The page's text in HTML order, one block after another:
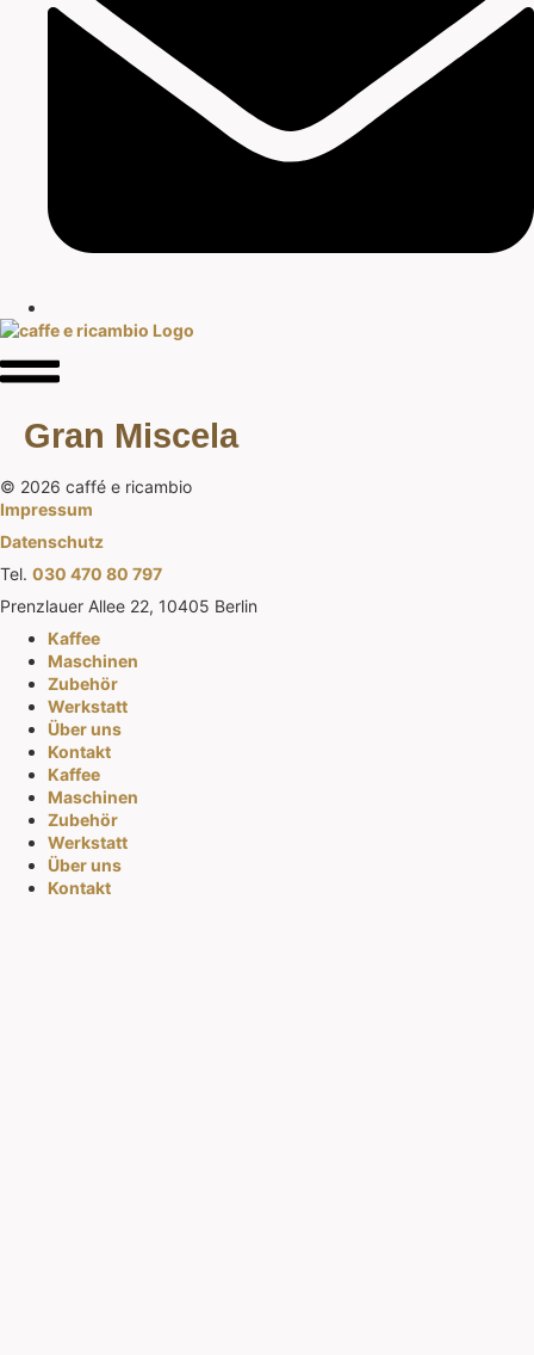
Gran Miscela
© 2026 caffé e ricambio
Impressum
Datenschutz
Tel. 030 470 80 797
Prenzlauer Allee 22, 10405 Berlin
Kaffee
Maschinen
Zubehör
Werkstatt
Über uns
Kontakt
Kaffee
Maschinen
Zubehör
Werkstatt
Über uns
Kontakt